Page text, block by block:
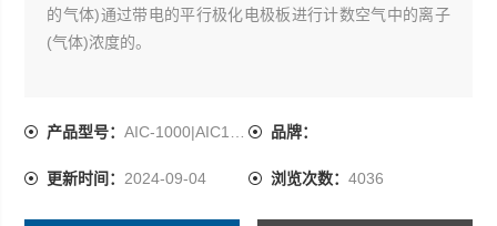
的气体)通过带电的平行极化电极板进行计数空气中的离子
(气体)浓度的。
产品型号：AIC-1000|AIC1000 品牌：
更新时间： 2024-09-04 浏览次数： 4036